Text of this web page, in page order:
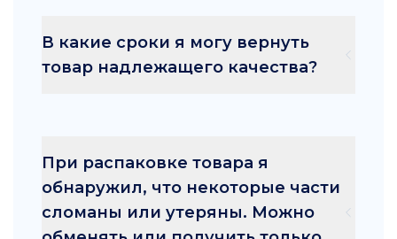
В какие сроки я могу вернуть
товар надлежащего качества?
При распаковке товара я
обнаружил, что некоторые части
сломаны или утеряны. Можно